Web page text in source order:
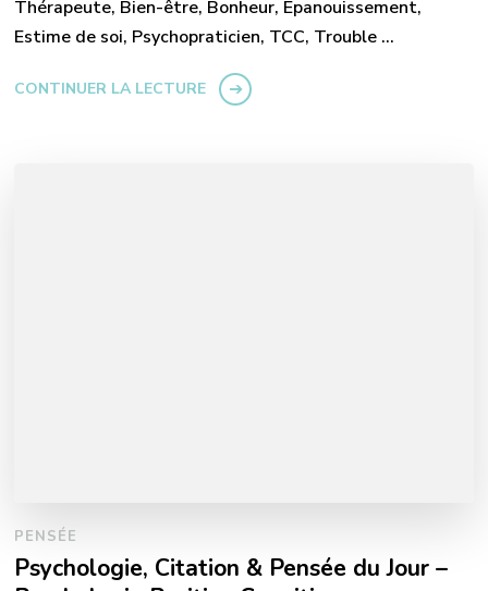
Thérapeute, Bien-être, Bonheur, Épanouissement,
Estime de soi, Psychopraticien, TCC, Trouble …
CONTINUER LA LECTURE
PENSÉE
Psychologie, Citation & Pensée du Jour –